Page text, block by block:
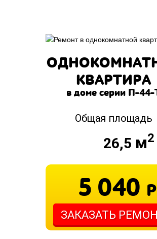
КВАРТИРА
в доме серии П-44-
Общая площадь
26,5 м2
5 040
ЗАКАЗАТЬ